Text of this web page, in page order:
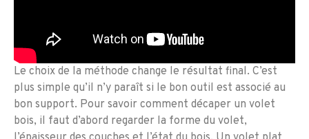
Le choix de la méthode change le résultat final. C’est
plus simple qu’il n’y paraît si le bon outil est associé au
bon support. Pour savoir comment décaper un volet
bois, il faut d’abord regarder la forme du volet,